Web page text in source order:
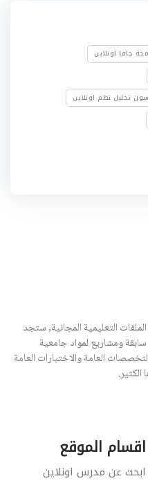
جافا اونلاين
تحليل نظم اونلاين
التعليمية المجانية, ستجد
ومشاريع لمواد جامعية
العامة والاختبارات العامة
اقسام الموقع
ابحث عن مدرس اونلاين